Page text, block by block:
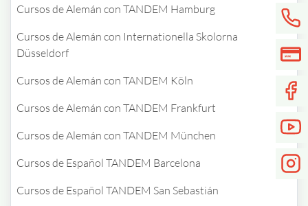
Cursos de Alemán con TANDEM Hamburg
Cursos de Alemán con Internationella Skolorna
Düsseldorf
Cursos de Alemán con TANDEM Köln
Cursos de Alemán con TANDEM Frankfurt
Cursos de Alemán con TANDEM München
Cursos de Español TANDEM Barcelona
Cursos de Español TANDEM San Sebastián